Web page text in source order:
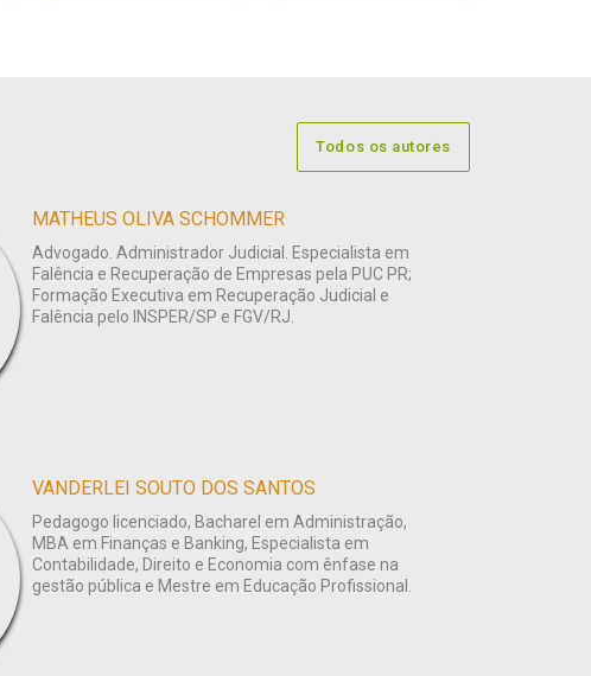
Todos os autores
MATHEUS OLIVA SCHOMMER
Advogado. Administrador Judicial. Especialista em
Falência e Recuperação de Empresas pela PUC PR;
Formação Executiva em Recuperação Judicial e
Falência pelo INSPER/SP e FGV/RJ.
VANDERLEI SOUTO DOS SANTOS
Pedagogo licenciado, Bacharel em Administração,
MBA em Finanças e Banking, Especialista em
Contabilidade, Direito e Economia com ênfase na
gestão pública e Mestre em Educação Profissional.